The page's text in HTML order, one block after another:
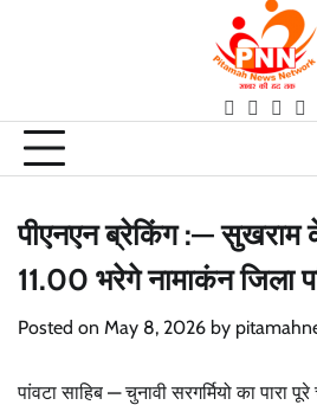
facebook
पीएनएन ब्रेकिंग :—
11.00 भरेगे नामाकंन जिला
Posted on May 8, 2026 by
पांवटा साहिब — चुनावी सरगर्मियो का पारा